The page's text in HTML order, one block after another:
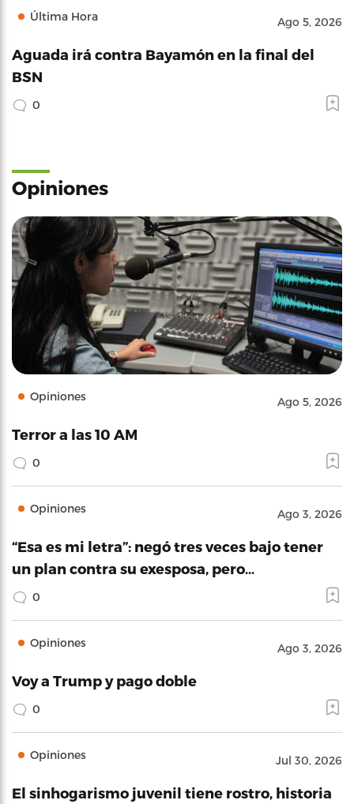
Última Hora Ago 5, 2026
Aguada irá contra Bayamón en la final del
BSN
0
Opiniones
Opiniones Ago 5, 2026
Terror a las 10 AM
0
Opiniones Ago 3, 2026
“Esa es mi letra”: negó tres veces bajo tener
un plan contra su exesposa, pero…
0
Opiniones Ago 3, 2026
Voy a Trump y pago doble
0
Opiniones Jul 30, 2026
El sinhogarismo juvenil tiene rostro, historia